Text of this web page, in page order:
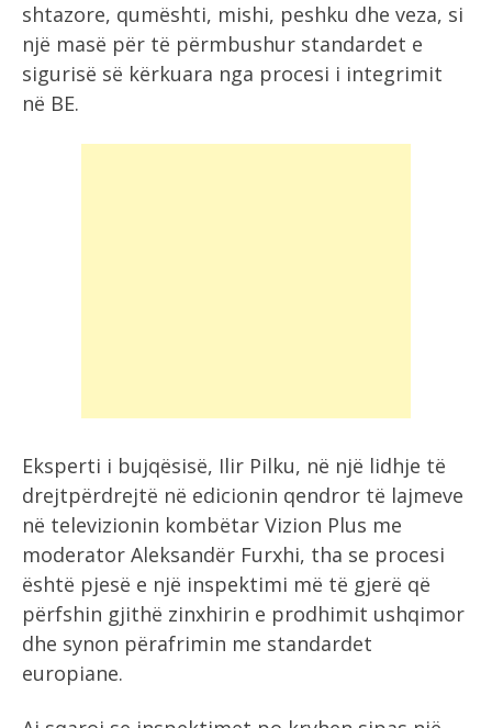
shtazore, qumështi, mishi, peshku dhe veza, si
një masë për të përmbushur standardet e
sigurisë së kërkuara nga procesi i integrimit
në BE.
Eksperti i bujqësisë, Ilir Pilku, në një lidhje të
drejtpërdrejtë në edicionin qendror të lajmeve
në televizionin kombëtar Vizion Plus me
moderator Aleksandër Furxhi, tha se procesi
është pjesë e një inspektimi më të gjerë që
përfshin gjithë zinxhirin e prodhimit ushqimor
dhe synon përafrimin me standardet
europiane.